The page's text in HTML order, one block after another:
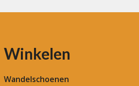
Winkelen
Wandelschoenen